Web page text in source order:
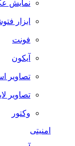
نمایش عکس
ابزار فتوشاپ
فونت
آیکون
تصاویر استوک
تصاویر لایه باز
وکتور